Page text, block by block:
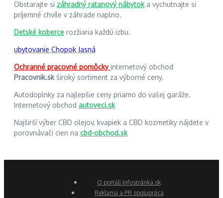
Obstarajte si záhradný ratanový nábytoka vychutnajte si
príjemné chvíle v záhrade naplno.
Detské koberce rozžiaria každú izbu.
ubytovanie Chopok Jasná
Ochranné pracovné pomôckyinternetový obchod
Pracovnik.skširoký sortiment za výborné ceny.
Autodoplnky za najlepšie ceny priamo do vašej garáže.
Internetový obchod autoveci.sk
Najširší výber CBD olejov, kvapiek a CBD kozmetiky nájdete v
porovnávači cien na cbd-obchod.sk
O portáli Infostránka.sk
Reklama a PR spolupráca